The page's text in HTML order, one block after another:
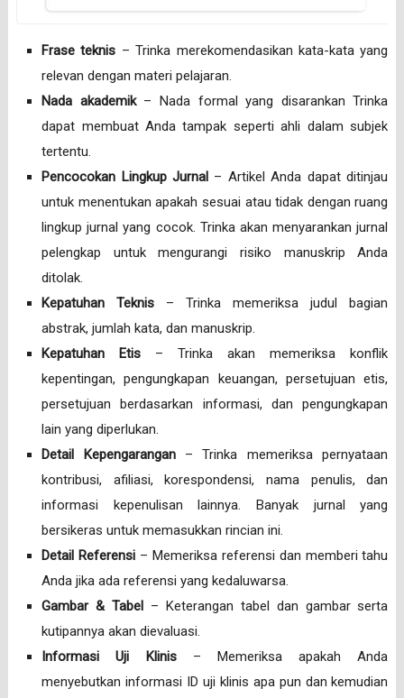
Frase teknis – Trinka merekomendasikan kata-kata yang
relevan dengan materi pelajaran.
Nada akademik– Nada formal yang disarankan Trinka
dapat membuat Anda tampak seperti ahli dalam subjek
tertentu.
Pencocokan Lingkup Jurnal – Artikel Anda dapat ditinjau
untuk menentukan apakah sesuai atau tidak dengan ruang
lingkup jurnal yang cocok. Trinka akan menyarankan jurnal
pelengkap untuk mengurangi risiko manuskrip Anda
ditolak.
Kepatuhan Teknis – Trinka memeriksa judul bagian
abstrak, jumlah kata, dan manuskrip.
Kepatuhan Etis – Trinka akan memeriksa konflik
kepentingan, pengungkapan keuangan, persetujuan etis,
persetujuan berdasarkan informasi, dan pengungkapan
lain yang diperlukan.
Detail Kepengarangan– Trinka memeriksa pernyataan
kontribusi, afiliasi, korespondensi, nama penulis, dan
informasi kepenulisan lainnya. Banyak jurnal yang
bersikeras untuk memasukkan rincian ini.
Detail Referensi– Memeriksa referensi dan memberi tahu
Anda jika ada referensi yang kedaluwarsa.
Gambar & Tabel– Keterangan tabel dan gambar serta
kutipannya akan dievaluasi.
Informasi Uji Klinis– Memeriksa apakah Anda
menyebutkan informasi ID uji klinis apa pun dan kemudian